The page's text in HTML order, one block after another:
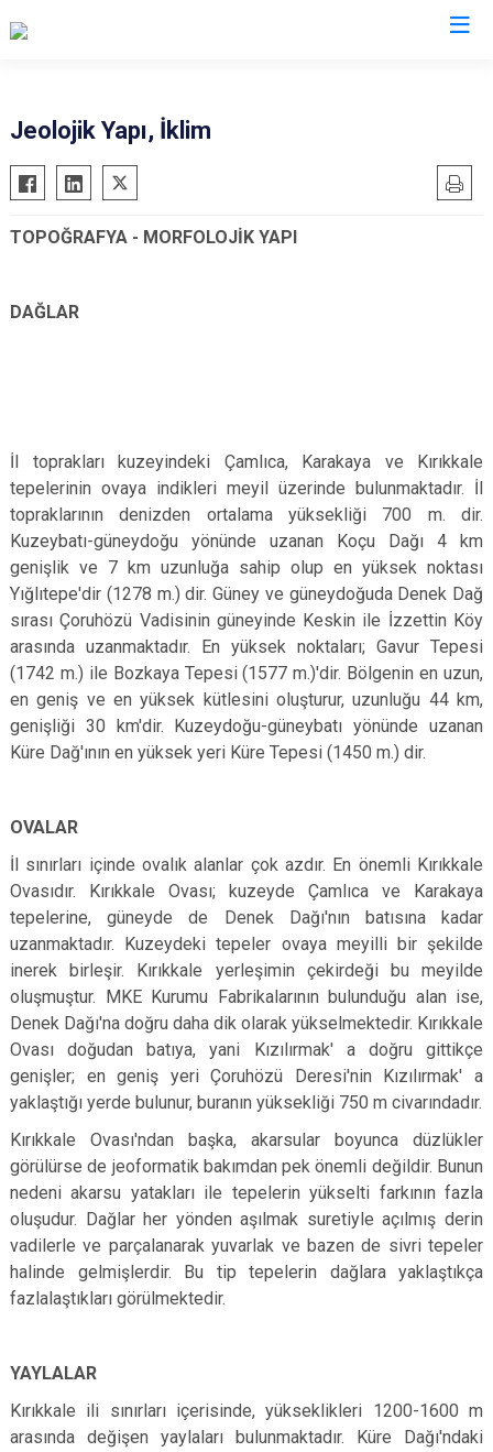
Jeolojik Yapı, İklim
TOPOĞRAFYA - MORFOLOJİK YAPI
DAĞLAR
İl toprakları kuzeyindeki Çamlıca, Karakaya ve Kırıkkale
tepelerinin ovaya indikleri meyil üzerinde bulunmaktadır. İl
topraklarının denizden ortalama yüksekliği 700 m. dir.
Kuzeybatı-güneydoğu yönünde uzanan Koçu Dağı 4 km
genişlik ve 7 km uzunluğa sahip olup en yüksek noktası
Yığlıtepe'dir (1278 m.) dir. Güney ve güneydoğuda Denek Dağ
sırası Çoruhözü Vadisinin güneyinde Keskin ile İzzettin Köy
arasında uzanmaktadır. En yüksek noktaları; Gavur Tepesi
(1742 m.) ile Bozkaya Tepesi (1577 m.)'dir. Bölgenin en uzun,
en geniş ve en yüksek kütlesini oluşturur, uzunluğu 44 km,
genişliği 30 km'dir. Kuzeydoğu-güneybatı yönünde uzanan
Küre Dağ'ının en yüksek yeri Küre Tepesi (1450 m.) dir.
OVALAR
İl sınırları içinde ovalık alanlar çok azdır. En önemli Kırıkkale
Ovasıdır. Kırıkkale Ovası; kuzeyde Çamlıca ve Karakaya
tepelerine, güneyde de Denek Dağı'nın batısına kadar
uzanmaktadır. Kuzeydeki tepeler ovaya meyilli bir şekilde
inerek birleşir. Kırıkkale yerleşimin çekirdeği bu meyilde
oluşmuştur. MKE Kurumu Fabrikalarının bulunduğu alan ise,
Denek Dağı'na doğru daha dik olarak yükselmektedir. Kırıkkale
Ovası doğudan batıya, yani Kızılırmak' a doğru gittikçe
genişler; en geniş yeri Çoruhözü Deresi'nin Kızılırmak' a
yaklaştığı yerde bulunur, buranın yüksekliği 750 m civarındadır.
Kırıkkale Ovası'ndan başka, akarsular boyunca düzlükler
görülürse de jeoformatik bakımdan pek önemli değildir. Bunun
nedeni akarsu yatakları ile tepelerin yükselti farkının fazla
oluşudur. Dağlar her yönden aşılmak suretiyle açılmış derin
vadilerle ve parçalanarak yuvarlak ve bazen de sivri tepeler
halinde gelmişlerdir. Bu tip tepelerin dağlara yaklaştıkça
fazlalaştıkları görülmektedir.
YAYLALAR
Kırıkkale ili sınırları içerisinde, yükseklikleri 1200-1600 m
arasında değişen yaylaları bulunmaktadır. Küre Dağı'ndaki